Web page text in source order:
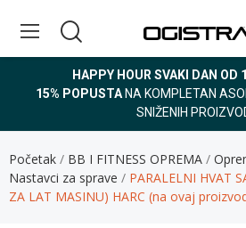
HAPPY HOUR SVAKI DAN OD
15% POPUSTA NA KOMPLETAN
SNIŽENIH
Početak BB I FITNESS OPREMA
Nastavci za sprave
PARALELNI HVAT
ZA LAT MASINU) HARC (na ovaj